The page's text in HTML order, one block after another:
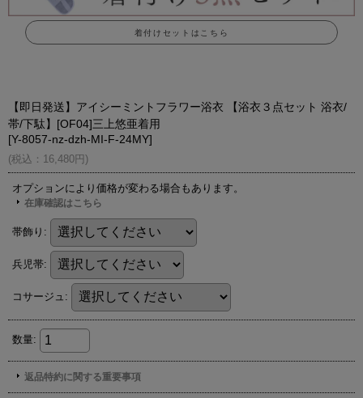
着付けセットはこちら